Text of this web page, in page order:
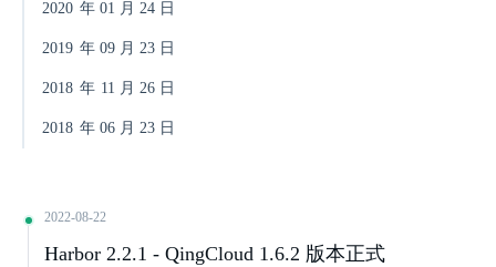
2020 年 01 月 24 日
2019 年 09 月 23 日
2018 年 11 月 26 日
2018 年 06 月 23 日
2022-08-22
Harbor 2.2.1 - QingCloud 1.6.2 版本正式